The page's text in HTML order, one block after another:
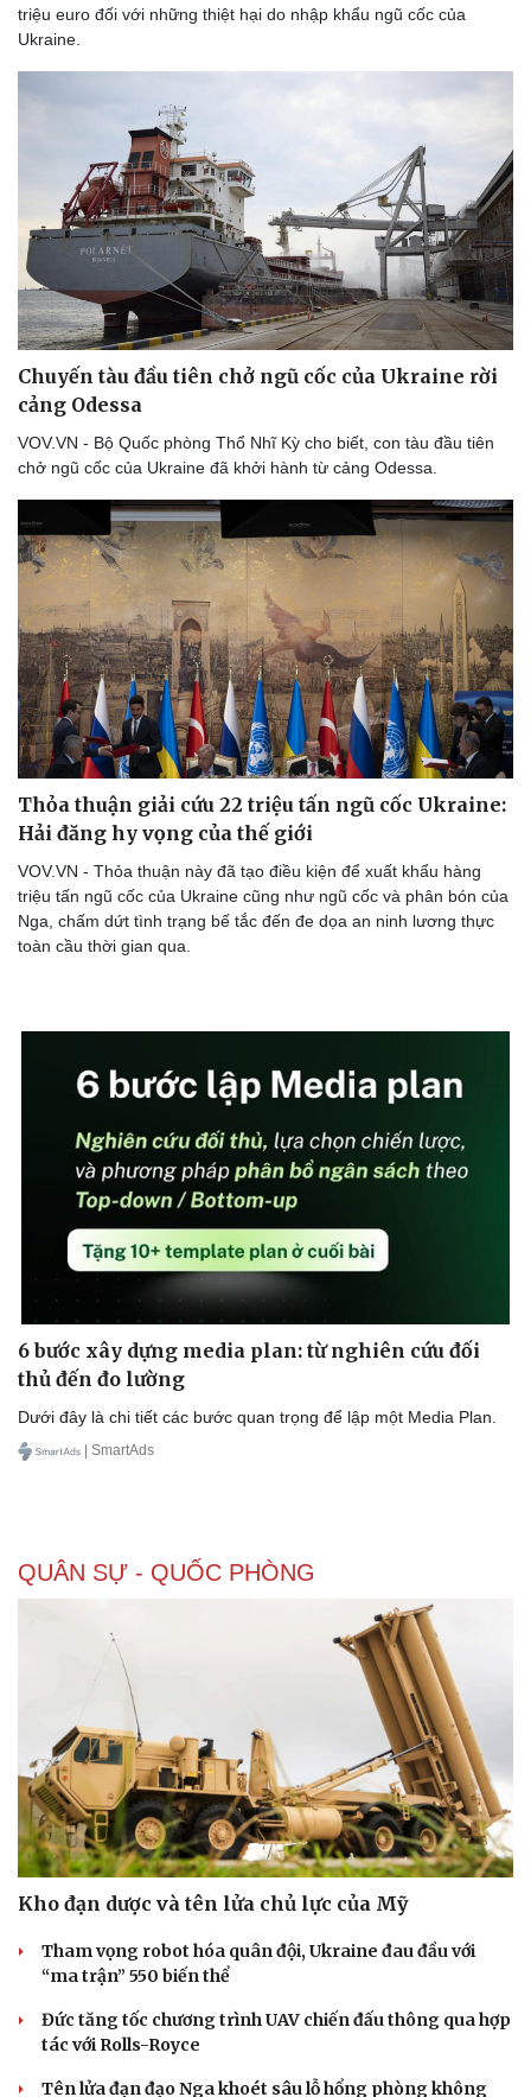
Thể thao
Bóng đá
Lịch thi đấu bóng đá
Thế giới thể thao
eSports
Hậu trường
Ô tô - Xe máy
Xe máy
Tư vấn
Doanh nghiệp
Thông tin doanh nghiệp
Sành điệu
triệu euro đối với những thiệt hại do nhập khẩu ngũ cốc của
Ukraine.
Chuyến tàu đầu tiên chở ngũ cốc của Ukraine rời
cảng Odessa
VOV.VN - Bộ Quốc phòng Thổ Nhĩ Kỳ cho biết, con tàu đầu tiên
chở ngũ cốc của Ukraine đã khởi hành từ cảng Odessa.
Thỏa thuận giải cứu 22 triệu tấn ngũ cốc Ukraine:
Hải đăng hy vọng của thế giới
VOV.VN - Thỏa thuận này đã tạo điều kiện để xuất khẩu hàng
triệu tấn ngũ cốc của Ukraine cũng như ngũ cốc và phân bón của
Nga, chấm dứt tình trạng bế tắc đến đe dọa an ninh lương thực
toàn cầu thời gian qua.
6 bước xây dựng media plan: từ nghiên cứu đối
thủ đến đo lường
Dưới đây là chi tiết các bước quan trọng để lập một Media Plan.
| SmartAds
QUÂN SỰ - QUỐC PHÒNG
Kho đạn dược và tên lửa chủ lực của Mỹ
Tham vọng robot hóa quân đội, Ukraine đau đầu với
“ma trận” 550 biến thể
Đức tăng tốc chương trình UAV chiến đấu thông qua hợp
tác với Rolls-Royce
Tên lửa đạn đạo Nga khoét sâu lỗ hổng phòng không